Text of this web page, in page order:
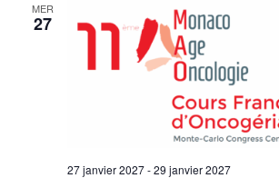
MER
27
27 janvier 2027-29 janvier 2027